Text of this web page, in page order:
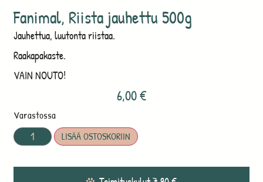
Fanimal, Riista jauhettu 500g
Jauhettua, luutonta riistaa.
Raakapakaste.
VAIN NOUTO!
6,00€
Varastossa
LISÄÄ OSTOSKORIIN